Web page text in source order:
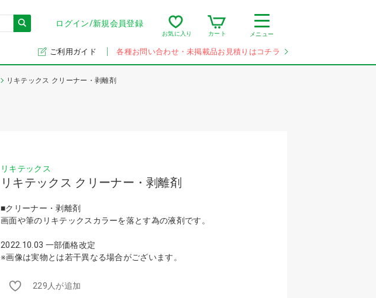
ログイン/新規会員登録
お気に入り カート メニュー
ご利用ガイド 各種お問い合わせ・未掲載品お見積りはコチラ
リキテックス クリーナー・剥離剤
リキテックス
リキテックス クリーナー・剥離剤
■クリーナー・剥離剤
画面や筆のリキテックスカラーを落とす為の液剤です。
2022.10.03 一部価格改定
※画像は実物とは若干異なる場合がございます。
229人が追加